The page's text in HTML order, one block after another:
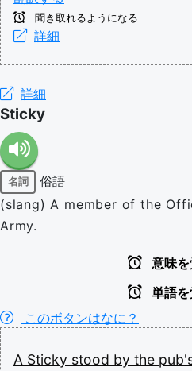
聞き取れるようになる
詳細
詳細
Sticky
名詞
俗語
(slang) A member of the
Army.
意味
単語
このボタンはなに？
A Sticky stood by the